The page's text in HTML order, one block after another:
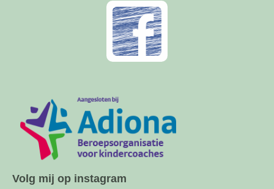
Volg mij op instagram